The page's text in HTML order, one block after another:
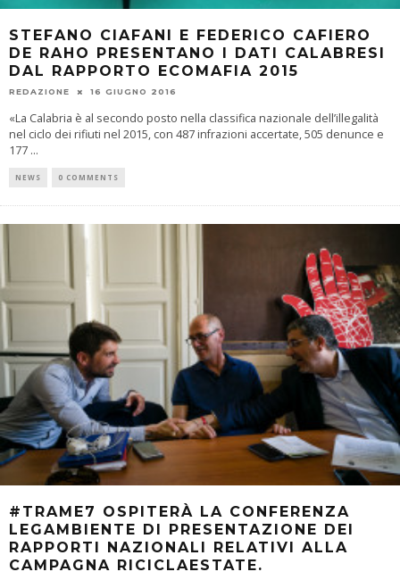
STEFANO CIAFANI E FEDERICO CAFIERO
DE RAHO PRESENTANO I DATI CALABRESI
DAL RAPPORTO ECOMAFIA 2015
REDAZIONE 16 GIUGNO 2016
«La Calabria è al secondo posto nella classifica nazionale dell’illegalità
nel ciclo dei rifiuti nel 2015, con 487 infrazioni accertate, 505 denunce e
177 ...
NEWS 0 COMMENTS
#TRAME7 OSPITERÀ LA CONFERENZA
LEGAMBIENTE DI PRESENTAZIONE DEI
RAPPORTI NAZIONALI RELATIVI ALLA
CAMPAGNA RICICLAESTATE.